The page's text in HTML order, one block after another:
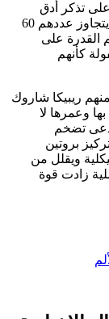
تذكر أدق
تفاصيل حياتهم اليومية وكذلك تذكر طفولتهم، لا يتجاوز عددهم 60
القدرة على
كأنهم
ريبيكا شاروك
وعمرها لا
تضخم
بروتين
ويقلل من
زادت قوة